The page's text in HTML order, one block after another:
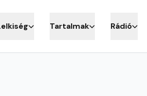
Tartalmak Rádió